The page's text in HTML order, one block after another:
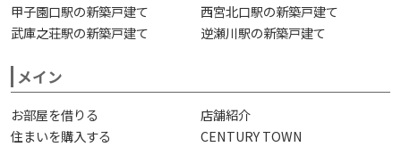
甲子園口駅の新築戸建て
西宮北口駅の新築戸建て
武庫之荘駅の新築戸建て
逆瀬川駅の新築戸建て
メイン
お部屋を借りる
店舗紹介
住まいを購入する
CENTURY TOWN